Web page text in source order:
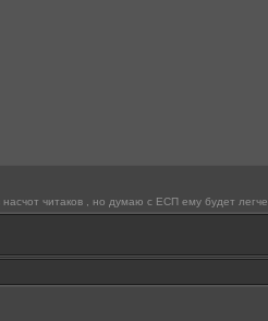
читаков , но думаю с ЕСП ему будет легче